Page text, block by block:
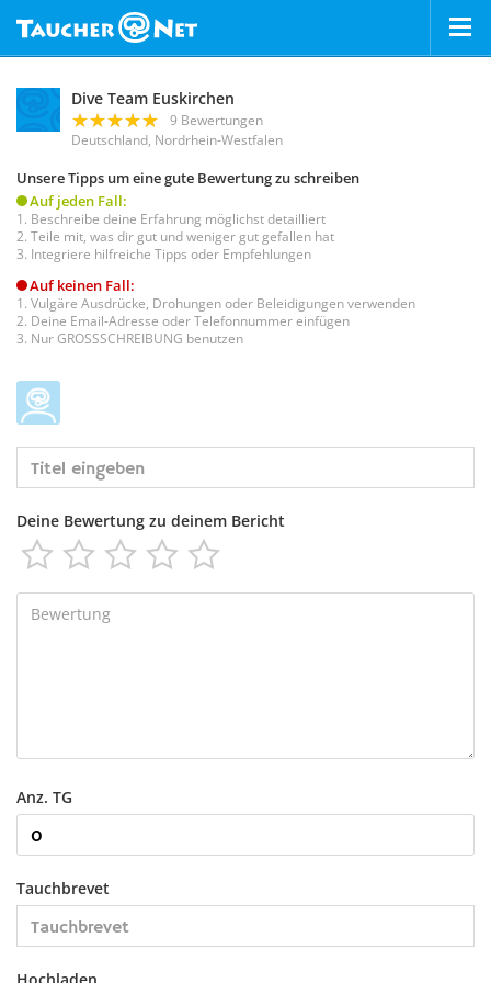
Dive Team Euskirchen
9 Bewertungen
Deutschland, Nordrhein-Westfalen
Unsere Tipps um eine gute Bewertung zu schreiben
Auf jeden Fall:
Beschreibe deine Erfahrung möglichst detailliert
Teile mit, was dir gut und weniger gut gefallen hat
Integriere hilfreiche Tipps oder Empfehlungen
Auf keinen Fall:
Vulgäre Ausdrücke, Drohungen oder Beleidigungen verwenden
Deine Email-Adresse oder Telefonnummer einfügen
Nur GROSSSCHREIBUNG benutzen
Deine Bewertung zu deinem Bericht
    
Anz. TG
Tauchbrevet